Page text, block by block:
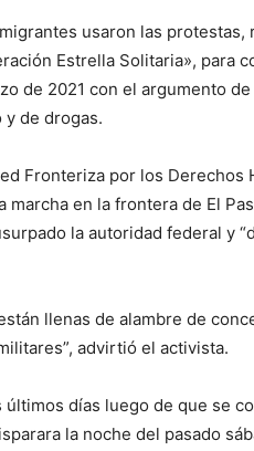
usaron las protestas,
Estrella Solitaria», para
de 2021 con el argumento
de drogas.
Fronteriza por los Derechos
en la frontera de El
la autoridad federal y
llenas de alambre de
advirtió el activista.
días luego de que se
la noche del pasado